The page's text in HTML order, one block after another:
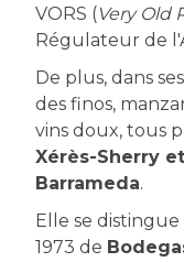
VORS (Very Old
Régulateur de
De plus, dans
des finos,
vins doux, tous
Xérès-Sherry
Barrameda.
Elle se
1973 de